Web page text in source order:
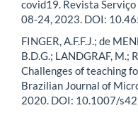
covid19. Revista Serviço
08-24, 2023. DOI:
FINGER, A.F.F.J.; de
B.D.G.; LANDGRAF, M.;
Challenges of teaching
Brazilian Journal of
2020. DOI: 10.1007/